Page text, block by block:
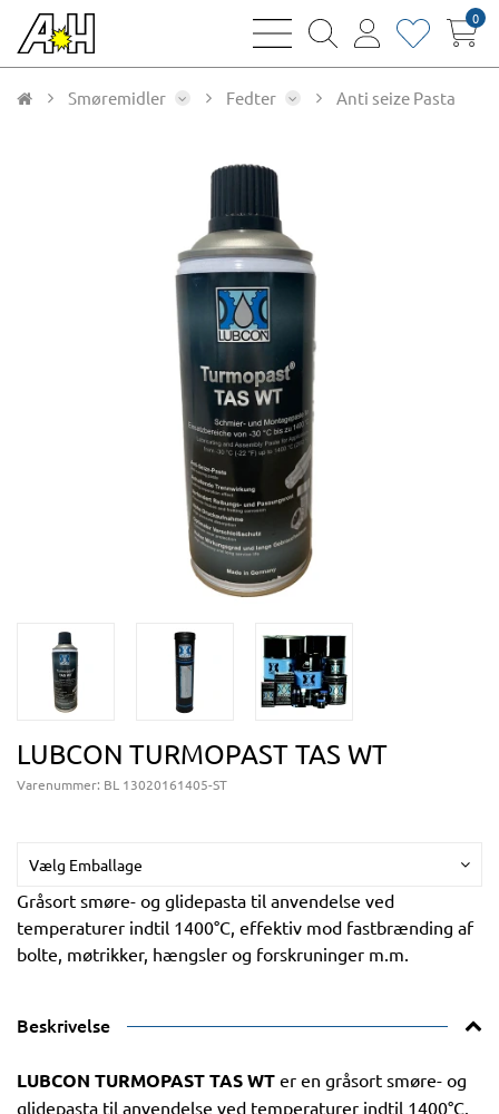
bars
magnifying
user
heart0
Smøremidler Fedter Anti seize Pasta
LUBCON TURMOPAST TAS WT
Varenummer: BL 13020161405-ST
Vælg Emballage
Gråsort smøre- og glidepasta til anvendelse ved
temperaturer indtil 1400°C, effektiv mod fastbrænding af
bolte, møtrikker, hængsler og forskruninger m.m.
Beskrivelse
LUBCON TURMOPAST TAS WT er en gråsort smøre- og
glidepasta til anvendelse ved temperaturer indtil 1400°C.